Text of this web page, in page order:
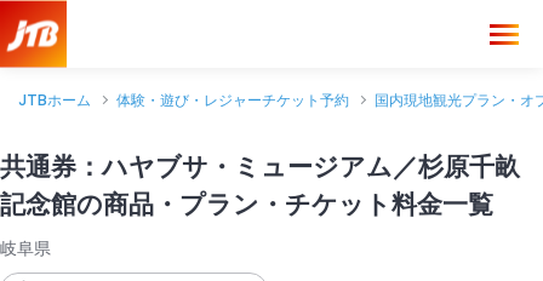
JTBホーム 体験・遊び・レジャーチケット予約 国内現地観光プラン・オ
共通券：ハヤブサ・ミュージアム／杉原千畝
記念館の商品・プラン・チケット料金一覧
岐阜県